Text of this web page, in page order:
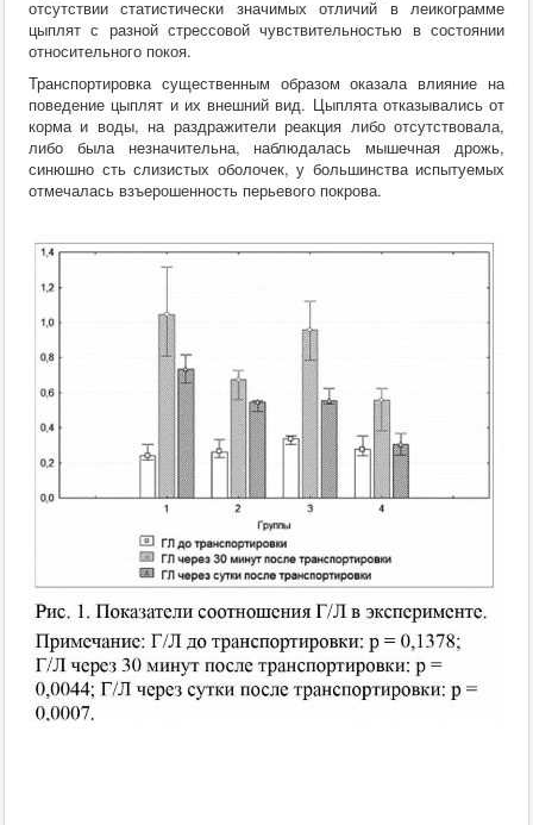
отсутствии статистически значимых отличий в леикограмме
цыплят с разной стрессовой чувствительностью в состоянии
относительного покоя.
Транспортировка существенным образом оказала влияние на
поведение цыплят и их внешний вид. Цыплята отказывались от
корма и воды, на раздражители реакция либо отсутствовала,
либо была незначительна, наблюдалась мышечная дрожь,
синюшно сть слизистых оболочек, у большинства испытуемых
отмечалась взъерошенность перьевого покрова.